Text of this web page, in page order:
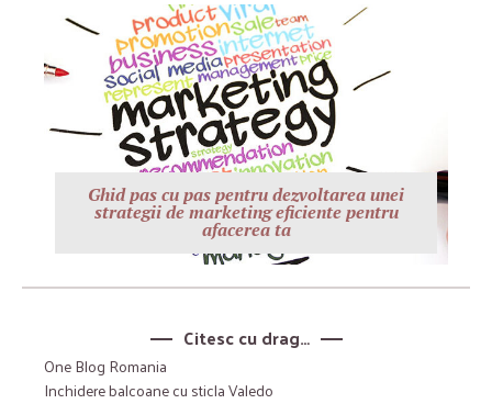
Ghid pas cu pas pentru dezvoltarea unei
strategii de marketing eficiente pentru
afacerea ta
Citesc cu drag…
One Blog Romania
Inchidere balcoane cu sticla Valedo